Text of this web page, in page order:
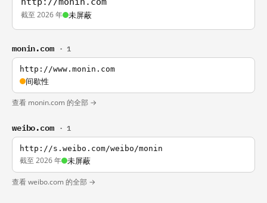
截至 2026 年 未屏蔽
monin.com · 1
http://www.monin.com
间歇性
查看 monin.com 的全部 →
weibo.com · 1
http://s.weibo.com/weibo/monin
截至 2026 年 未屏蔽
查看 weibo.com 的全部 →